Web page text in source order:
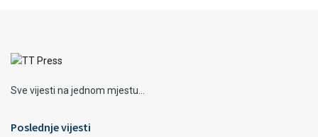
Sve vijesti na jednom mjestu...
Poslednje vijesti